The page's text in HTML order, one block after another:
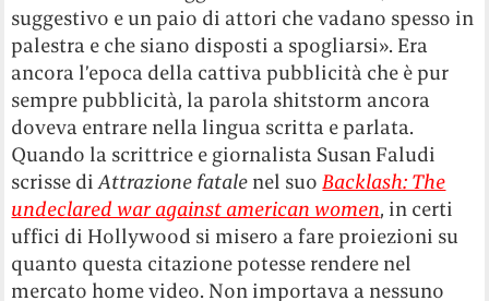
suggestivo e un paio di attori che vadano spesso in
palestra e che siano disposti a spogliarsi». Era
ancora l’epoca della cattiva pubblicità che è pur
sempre pubblicità, la parola shitstorm ancora
doveva entrare nella lingua scritta e parlata.
Quando la scrittrice e giornalista Susan Faludi
scrisse diAttrazione fatale nel suoBacklash: The
undeclared war against american women, in certi
uffici di Hollywood si misero a fare proiezioni su
quanto questa citazione potesse rendere nel
mercato home video. Non importava a nessuno